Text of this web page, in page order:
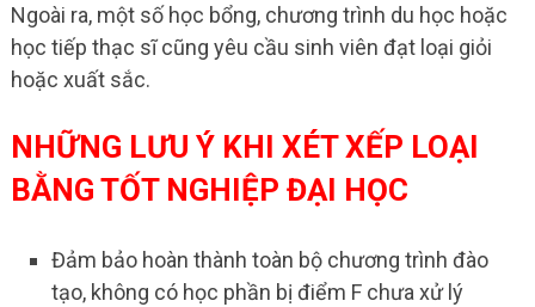
Ngoài ra, một số học bổng, chương trình du học hoặc
học tiếp thạc sĩ cũng yêu cầu sinh viên đạt loại giỏi
hoặc xuất sắc.
NHỮNG LƯU Ý KHI XÉT XẾP LOẠI
BẰNG TỐT NGHIỆP ĐẠI HỌC
Đảm bảo hoàn thành toàn bộ chương trình đào
tạo, không có học phần bị điểm F chưa xử lý